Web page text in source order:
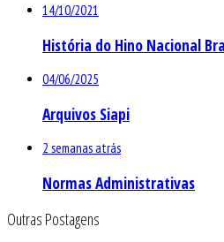
14/10/2021
História do Hino Nacional
04/06/2025
Arquivos Siapi
2 semanas atrás
Normas Administrativas
Outras Postagens